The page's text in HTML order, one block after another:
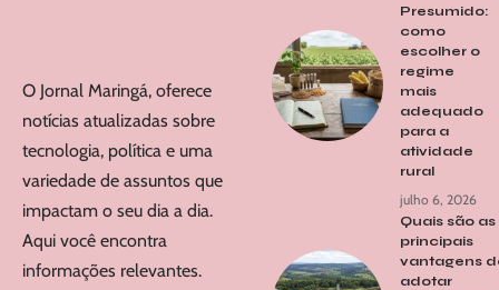
O Jornal Maringá, oferece
notícias atualizadas sobre
tecnologia, política e uma
variedade de assuntos que
impactam o seu dia a dia.
Aqui você encontra
informações relevantes.
Presumido:
como
escolher o
regime
mais
adequado
para a
atividade
rural
julho 6, 2026
Quais são as
principais
vantagens
adotar